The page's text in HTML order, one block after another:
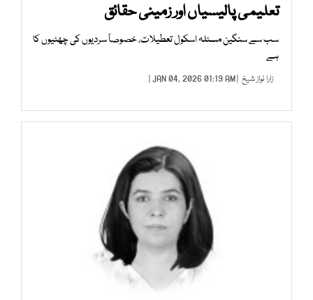
تعلیمی پالیسیاں اور زمینی حقائق
سب سے سنگین مسئلہ اسکول تعطیلات، خصوصاً سردیوں کی چھٹیوں کا
ہے
زارا نواز شیخ | JAN 04, 2026 01:19 AM |